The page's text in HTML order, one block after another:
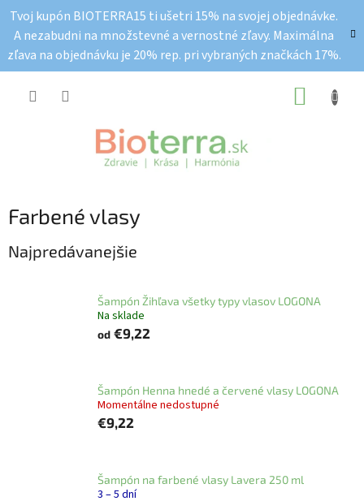
obsah
Tvoj kupón BIOTERRA15 ti ušetri 15% na svojej objednávke.
A nezabudni na množstevné a vernostné zľavy. Maximálna
zľava na objednávku je 20% rep. pri vybraných značkách 17%.
Farbené vlasy
Najpredávanejšie
Šampón Žihľava všetky typy vlasov LOGONA
Na sklade
od €9,22
Šampón Henna hnedé a červené vlasy LOGONA
Momentálne nedostupné
€9,22
Šampón na farbené vlasy Lavera 250 ml
3 – 5 dní